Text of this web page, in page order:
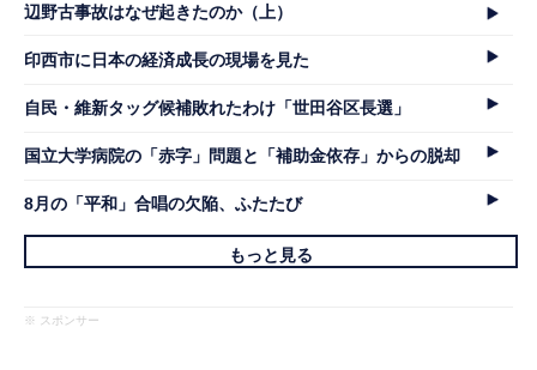
辺野古事故はなぜ起きたのか（上）
印西市に日本の経済成長の現場を見た
自民・維新タッグ候補敗れたわけ「世田谷区長選」
国立大学病院の「赤字」問題と「補助金依存」からの脱却
8月の「平和」合唱の欠陥、ふたたび
もっと見る
※ スポンサー